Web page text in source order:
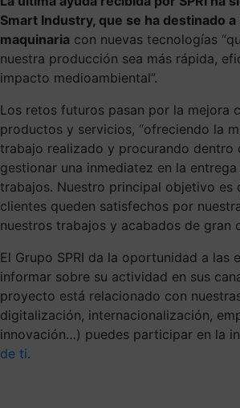
Smart Industry, que se ha destinado a
maquinaria con nuevas tecnologías
nuestra producción sea más rápida,
impacto medioambiental”.
Los retos futuros pasan por la mejora
productos y servicios, “ofreciendo la
trabajo realizado y procurando dentro
gestionar una inmediatez en la
trabajos. Nuestro principal objetivo es
clientes queden satisfechos por
nuestros trabajos y acabados de gran
El Grupo SPRI da la oportunidad a las
informar sobre su actividad en sus
proyecto está relacionado con
digitalización, internacionalización,
innovación…) puedes participar en la
de ti.